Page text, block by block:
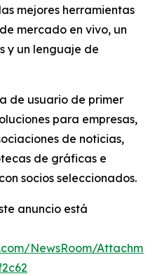
mejores herramientas
mercado en vivo, un
y un lenguaje de
de usuario de primer
para empresas,
de noticias,
de gráficas e
socios seleccionados.
anuncio está
NewsRoom/